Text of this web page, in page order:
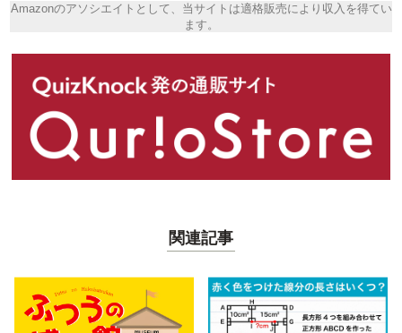
Amazonのアソシエイトとして、当サイトは適格販売により収入を得てい
ます。
関連記事